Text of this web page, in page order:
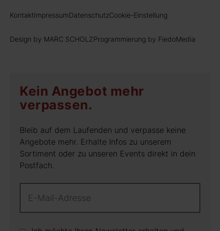
KontaktImpressumDatenschutzCookie-Einstellung
Design by MARC SCHOLZProgrammierung by FiedoMedia
Kein Angebot mehr
verpassen.
Bleib auf dem Laufenden und verpasse keine
Angebote mehr. Erhalte Infos zu unserem
Sortiment oder zu unseren Events direkt in dein
Postfach.